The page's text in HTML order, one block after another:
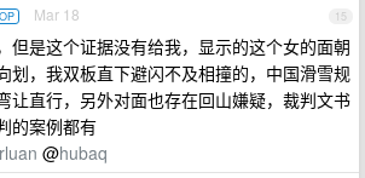
15
OP Mar 18
但是这个证据没有给我，显示的这个女的面朝
划，我双板直下避闪不及相撞的，中国滑雪规
让直行，另外对面也存在回山嫌疑，裁判文书
的案例都有
@hubaq